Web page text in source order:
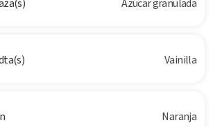
Azúcar granulada
Vainilla
Naranja